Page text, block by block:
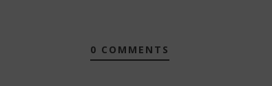
0 COMMENTS